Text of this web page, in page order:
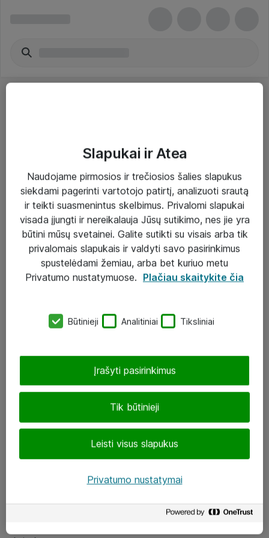
Paslaugos
Sprendimai
Įgyvendinti projektai
Atea ekspertų patarimai verslui
eShop@atea.lt
LinkedIn
Slapukai ir Atea
Naudojame pirmosios ir trečiosios šalies slapukus
siekdami pagerinti vartotojo patirtį, analizuoti srautą
ir teikti suasmenintus skelbimus. Privalomi slapukai
visada įjungti ir nereikalauja Jūsų sutikimo, nes jie yra
būtini mūsų svetainei. Galite sutikti su visais arba tik
privalomais slapukais ir valdyti savo pasirinkimus
spustelėdami žemiau, arba bet kuriuo metu
Privatumo nustatymuose. Plačiau skaitykite čia
Būtinieji Analitiniai Tiksliniai
Tik būtinieji
Leisti visus slapukus
Įrašyti pasirinkimus
Privatumo nustatymai